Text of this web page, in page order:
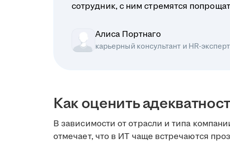
сотрудник, с ним стремятся
Алиса Портнаго
карьерный консультант и HR-эксперт
Как оценить
В зависимости от отрасли и типа
отмечает, что в ИТ чаще встречаются